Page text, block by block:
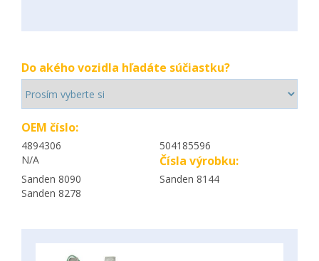
Do akého vozidla hľadáte súčiastku?
OEM číslo:
4894306
504185596
N/A
Čísla výrobku:
Sanden 8090
Sanden 8144
Sanden 8278